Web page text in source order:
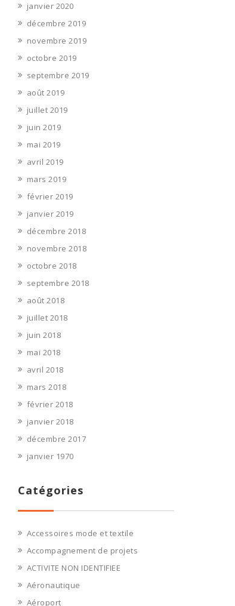
janvier 2020
décembre 2019
novembre 2019
octobre 2019
septembre 2019
août 2019
juillet 2019
juin 2019
mai 2019
avril 2019
mars 2019
février 2019
janvier 2019
décembre 2018
novembre 2018
octobre 2018
septembre 2018
août 2018
juillet 2018
juin 2018
mai 2018
avril 2018
mars 2018
février 2018
janvier 2018
décembre 2017
janvier 1970
Catégories
Accessoires mode et textile
Accompagnement de projets
ACTIVITE NON IDENTIFIEE
Aéronautique
Aéroport